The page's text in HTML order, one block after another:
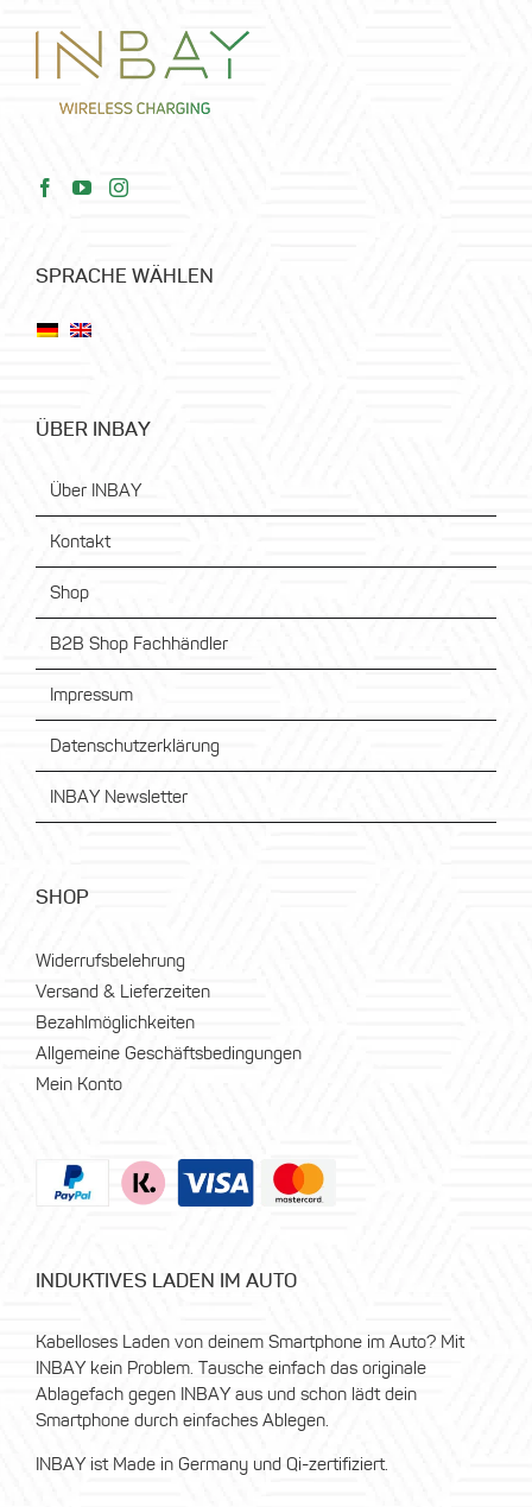
SPRACHE WÄHLEN
ÜBER INBAY
Über INBAY
Kontakt
Shop
B2B Shop Fachhändler
Impressum
Datenschutzerklärung
INBAY Newsletter
SHOP
Widerrufsbelehrung
Versand & Lieferzeiten
Bezahlmöglichkeiten
Allgemeine Geschäftsbedingungen
Mein Konto
INDUKTIVES LADEN IM AUTO
Kabelloses Laden von deinem Smartphone im Auto? Mit
INBAY kein Problem. Tausche einfach das originale
Ablagefach gegen INBAY aus und schon lädt dein
Smartphone durch einfaches Ablegen.
INBAY ist Made in Germany und Qi-zertifiziert.